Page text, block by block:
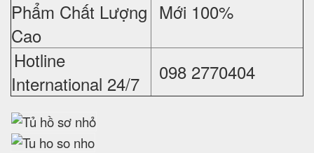
Phẩm Chất Lượng
Cao
Mới 100%
Hotline
International 24/7
098 2770404